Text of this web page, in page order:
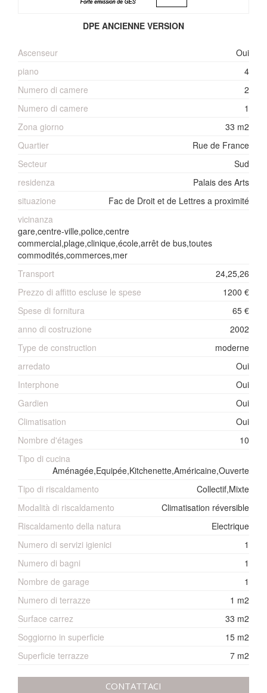
DPE ANCIENNE VERSION
Ascenseur
Oui
piano
4
Numero di camere
2
Numero di camere
1
Zona giorno
33 m2
Quartier
Rue de France
Secteur
Sud
residenza
Palais des Arts
situazione
Fac de Droit et de Lettres a proximité
vicinanza
gare,centre-ville,police,centre
commercial,plage,clinique,école,arrêt de bus,toutes
commodités,commerces,mer
Transport
24,25,26
Prezzo di affitto escluse le spese
1200 €
Spese di fornitura
65 €
anno di costruzione
2002
Type de construction
moderne
arredato
Oui
Interphone
Oui
Gardien
Oui
Climatisation
Oui
Nombre d'étages
10
Tipo di cucina
Aménagée,Equipée,Kitchenette,Américaine,Ouverte
Tipo di riscaldamento
Collectif,Mixte
Modalità di riscaldamento
Climatisation réversible
Riscaldamento della natura
Electrique
Numero di servizi igienici
1
Numero di bagni
1
Nombre de garage
1
Numero di terrazze
1 m2
Surface carrez
33 m2
Soggiorno in superficie
15 m2
Superficie terrazze
7 m2
CONTATTACI